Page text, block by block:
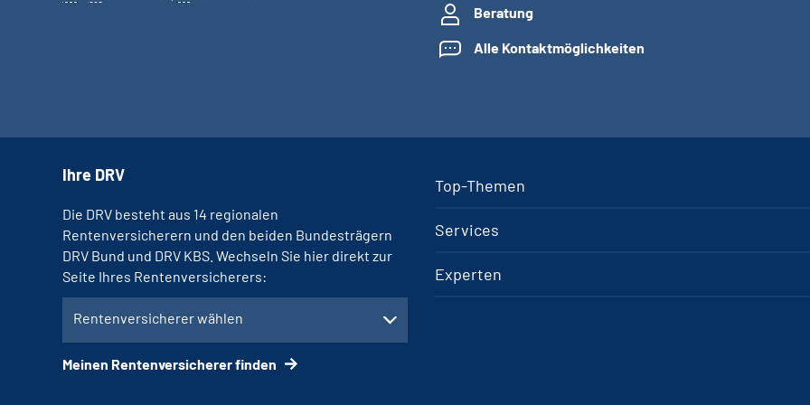
Beratung
Alle Kontaktmöglichkeiten
Top-Themen
Services
Experten
Ihre DRV
Die DRV besteht aus 14 regionalen
Rentenversicherern und den beiden Bundesträgern
DRV Bund und DRV KBS. Wechseln Sie hier direkt zur
Seite Ihres Rentenversicherers:
Rentenversicherer wählen
Meinen Rentenversicherer finden